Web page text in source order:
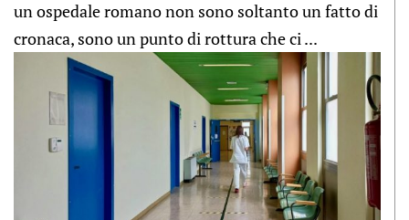
un ospedale romano non sono soltanto un fatto di
cronaca, sono un punto di rottura che ci ...